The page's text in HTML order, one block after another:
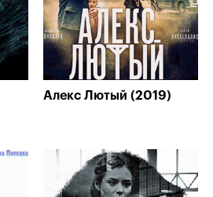
Алекс Лютый (2019)